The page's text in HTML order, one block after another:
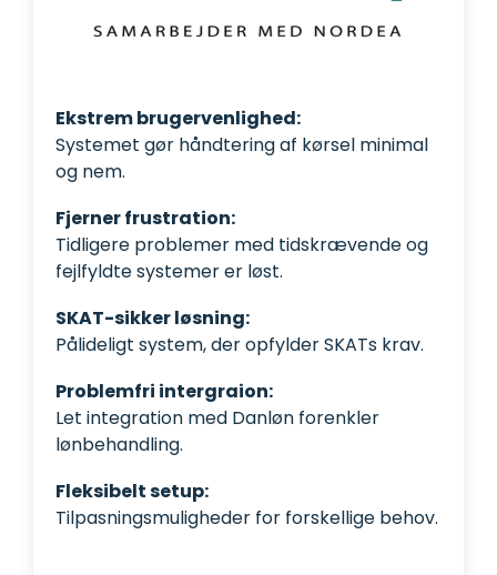
Ekstrem brugervenlighed:
Systemet gør håndtering af kørsel minimal
og nem.
Fjerner frustration:
Tidligere problemer med tidskrævende og
fejlfyldte systemer er løst.
SKAT-sikker løsning:
Pålideligt system, der opfylder SKATs krav.
Problemfri intergraion:
Let integration med Danløn forenkler
lønbehandling.
Fleksibelt setup:
Tilpasningsmuligheder for forskellige behov.